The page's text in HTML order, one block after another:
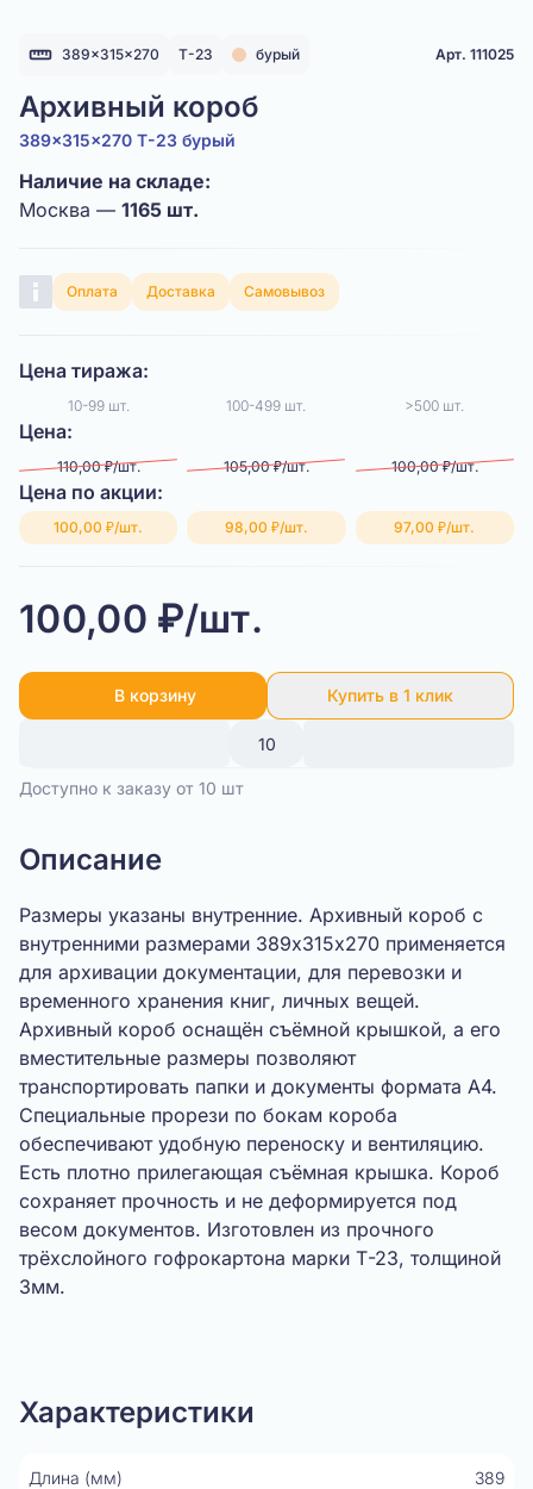
389x315x270 Т-23 бурый Арт. 111025
Архивный короб
389x315x270 Т-23 бурый
Наличие на складе:
Москва — 1165 шт.
Оплата Доставка Самовывоз
Цена тиража:
10-99 шт. 100-499 шт. >500 шт.
Цена:
110,00 ₽/шт. 105,00 ₽/шт. 100,00 ₽/шт.
Цена по акции:
100,00 ₽/шт. 98,00 ₽/шт. 97,00 ₽/шт.
100,00 ₽/шт.
В корзину Купить в 1 клик
Доступно к заказу от 10 шт
Описание
Размеры указаны внутренние. Архивный короб с
внутренними размерами 389х315х270 применяется
для архивации документации, для перевозки и
временного хранения книг, личных вещей.
Архивный короб оснащён съёмной крышкой, а его
вместительные размеры позволяют
транспортировать папки и документы формата А4.
Специальные прорези по бокам короба
обеспечивают удобную переноску и вентиляцию.
Есть плотно прилегающая съёмная крышка. Короб
сохраняет прочность и не деформируется под
весом документов. Изготовлен из прочного
трёхслойного гофрокартона марки Т-23, толщиной
3мм.
Характеристики
Длина (мм) 389